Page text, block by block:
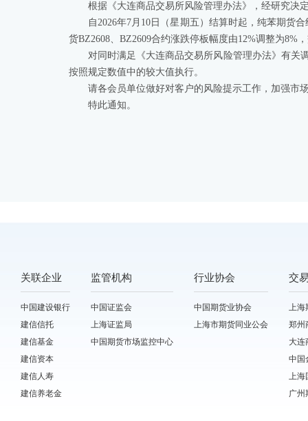
根据《大连商品交易所风险管理办法》，经研究决
自2026年7月10日（星期五）结算时起，纯苯期货
货BZ2608、BZ2609合约涨跌停板幅度由12%调整为8%
对同时满足《大连商品交易所风险管理办法》有关
按照规定数值中的较大值执行。
请各会员单位做好对客户的风险提示工作，加强市
特此通知。
关联企业
中国建设银行
建信信托
建信基金
建信资本
建信人寿
建信养老金
监管机构
中国证监会
上海证监局
中国期货市场监控中心
行业协会
中国期货业协会
上海市期货同业公会
交
上海
郑州
大连
中国
上海
广州